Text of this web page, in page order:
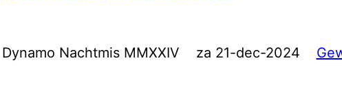
Dynamo Nachtmis MMXXIV za 21-dec-2024